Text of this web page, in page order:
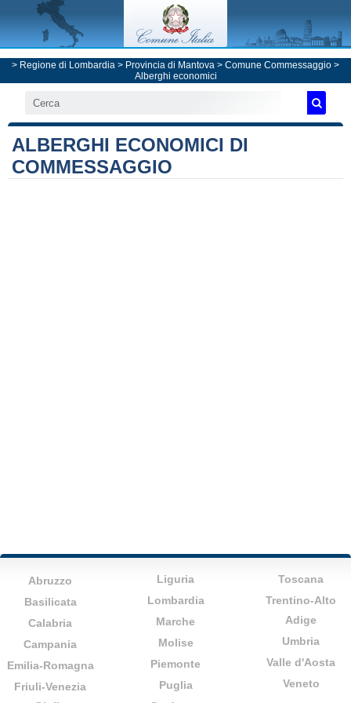
> Regione di Lombardia > Provincia di Mantova > Comune Commessaggio >
Alberghi economici
ALBERGHI ECONOMICI DI
COMMESSAGGIO
Abruzzo
Basilicata
Calabria
Campania
Emilia-Romagna
Friuli-Venezia
Liguria
Lombardia
Marche
Molise
Piemonte
Puglia
Toscana
Trentino-Alto
Adige
Umbria
Valle d'Aosta
Veneto